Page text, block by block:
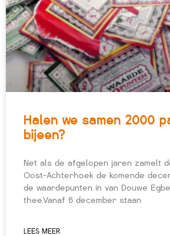
Halen we samen 2000
bijeen?
Net als de afgelopen jaren zamelt
Oost-Achterhoek de komende
de waardepunten in van Douwe
thee.Vanaf 6 december staan
LEES MEER